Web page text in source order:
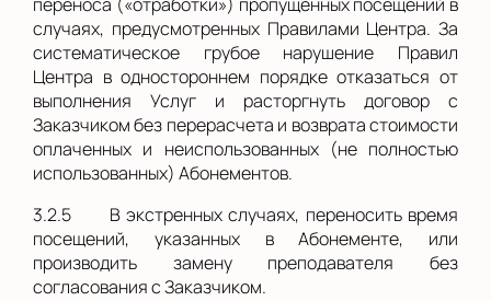
случаях, предусмотренных Правилами Центра. За
систематическое грубое нарушение Правил
Центра в одностороннем порядке отказаться от
выполнения Услуг и расторгнуть договор с
Заказчиком без перерасчета и возврата стоимости
оплаченных и неиспользованных (не полностью
использованных) Абонементов.
3.2.5
В экстренных случаях, переносить время
посещений, указанных в Абонементе, или
производить замену преподавателя без
согласования с Заказчиком.